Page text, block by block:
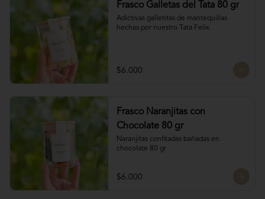
Frasco Galletas del Tata 80 gr
Adictivas galletitas de mantequillas
hechas por nuestro Tata Felix.
$6.000
Frasco Naranjitas con
Chocolate 80 gr
Naranjitas confitadas bañadas en
chocolate 80 gr
$6.000